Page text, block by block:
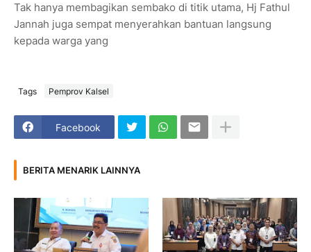
Tak hanya membagikan sembako di titik utama, Hj Fathul
Jannah juga sempat menyerahkan bantuan langsung
kepada warga yang
Tags Pemprov Kalsel
Facebook
BERITA MENARIK LAINNYA